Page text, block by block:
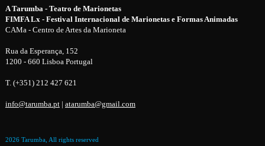
A Tarumba - Teatro de Marionetas
FIMFA Lx - Festival Internacional de Marionetas e Formas Animadas
CAMa - Centro de Artes da Marioneta
Rua da Esperança, 152
1200 - 660 Lisboa Portugal
T. (+351) 212 427 621
info@tarumba.pt| atarumba@gmail.com
2026 Tarumba, All rights reserved